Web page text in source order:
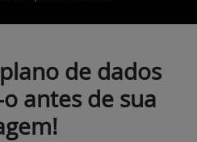
de dados
antes de sua